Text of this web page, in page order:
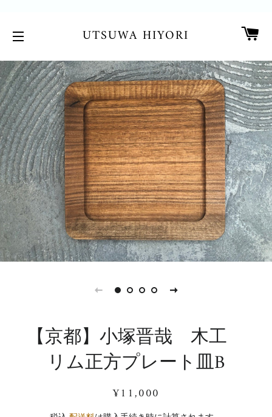
UTSUWA HIYORI
【京都】小塚晋哉 木工
リム正方プレート皿B
通
販
¥11,000